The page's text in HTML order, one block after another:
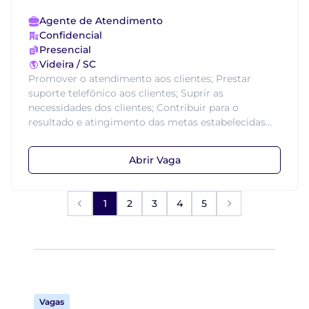
Agente de Atendimento
Confidencial
Presencial
Videira / SC
Promover o atendimento aos clientes; Prestar
suporte telefônico aos clientes; Suprir as
necessidades dos clientes; Contribuir para o
resultado e atingimento das metas estabelecidas...
Abrir Vaga
1 2 3 4 5
Vagas